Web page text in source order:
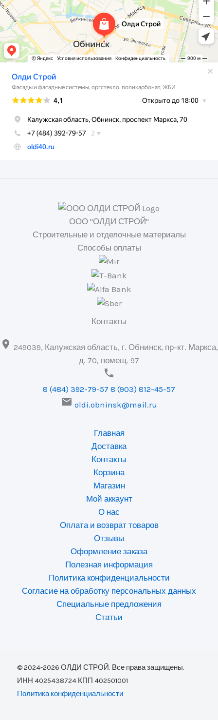
ООО "ОЛДИ СТРОЙ"
Строительные и отделочные материалы
Способы оплаты
Контакты
 249039, Калужская область, г. Обнинск, пр-кт. Маркса,
д. 70, помещ. 97

8 (484) 392-79-57 8 (903) 812-45-57
 oldi.obninsk@mail.ru
Главная
Доставка
Контакты
Корзина
Магазин
Мой аккаунт
О нас
Оплата и возврат товаров
Отзывы
Оформление заказа
Полезная информация
Политика конфиденциальности
Согласие на обработку персональных данных
Специальные предложения
Статьи
© 2024-2026 ОЛДИ СТРОЙ. Все права защищены.
ИНН 4025438724 КПП 402501001
Политика конфиденциальности